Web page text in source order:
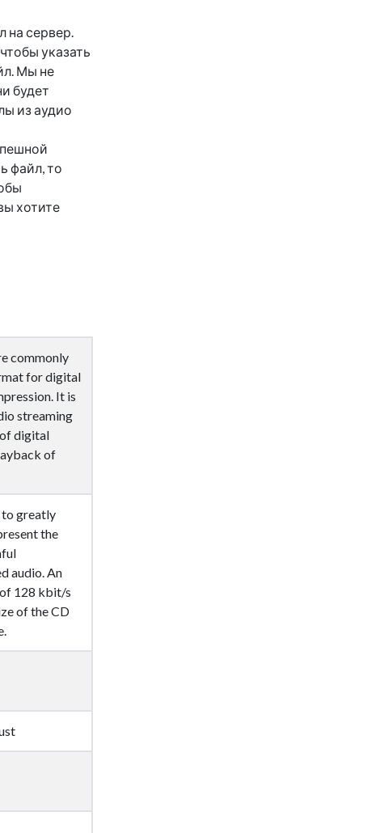
на сервер.
указать
Мы не
будет
из аудио
файл, то
хотите
commonly
for digital
It is
streaming
digital
of
to greatly
the
audio. An
128 kbit/s
of the CD